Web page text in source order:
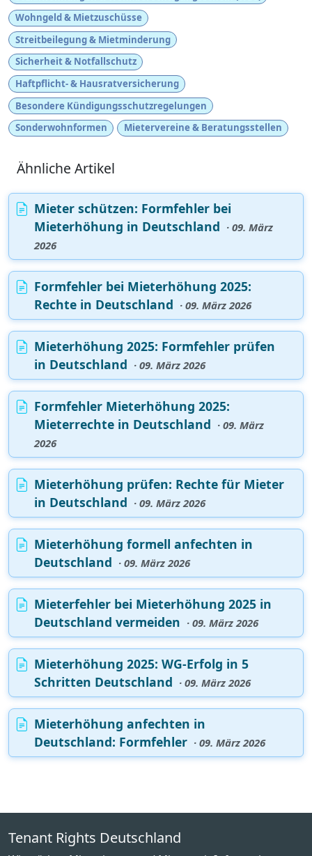
Wohngeld & Mietzuschüsse
Streitbeilegung & Mietminderung
Sicherheit & Notfallschutz
Haftpflicht- & Hausratversicherung
Besondere Kündigungsschutzregelungen
Sonderwohnformen
Mietervereine & Beratungsstellen
Ähnliche Artikel
Mieter schützen: Formfehler bei
Mieterhöhung in Deutschland · 09. März
2026
Formfehler bei Mieterhöhung 2025:
Rechte in Deutschland · 09. März 2026
Mieterhöhung 2025: Formfehler prüfen
in Deutschland · 09. März 2026
Formfehler Mieterhöhung 2025:
Mieterrechte in Deutschland · 09. März
2026
Mieterhöhung prüfen: Rechte für Mieter
in Deutschland · 09. März 2026
Mieterhöhung formell anfechten in
Deutschland · 09. März 2026
Mieterfehler bei Mieterhöhung 2025 in
Deutschland vermeiden · 09. März 2026
Mieterhöhung 2025: WG-Erfolg in 5
Schritten Deutschland · 09. März 2026
Mieterhöhung anfechten in
Deutschland: Formfehler · 09. März 2026
Tenant Rights Deutschland